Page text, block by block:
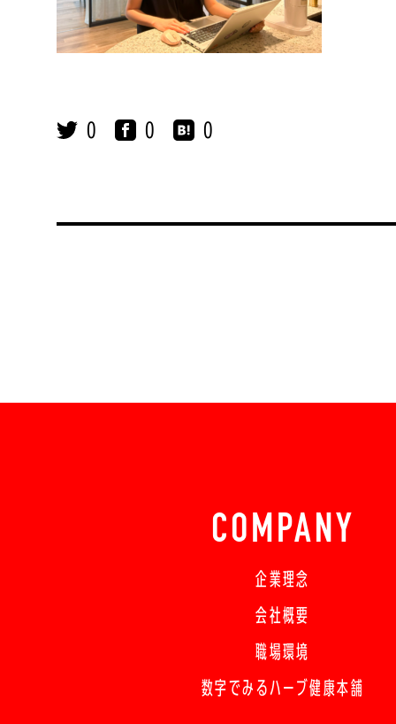
0 0 0
COMPANY
企業理念
会社概要
職場環境
数字でみるハーブ健康本舗